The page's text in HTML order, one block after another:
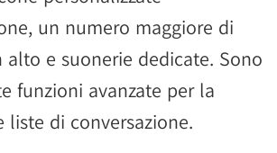
un numero maggiore di
alto e suonerie dedicate. Sono
funzioni avanzate per la
liste di conversazione.